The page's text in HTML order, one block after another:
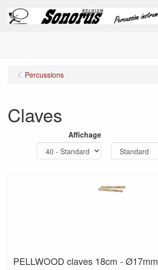
Percussions
Claves
Affichage
PELLWOOD claves 18cm - Ø17mm